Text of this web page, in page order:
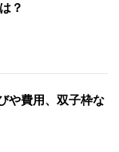
？
や費用、双子枠な